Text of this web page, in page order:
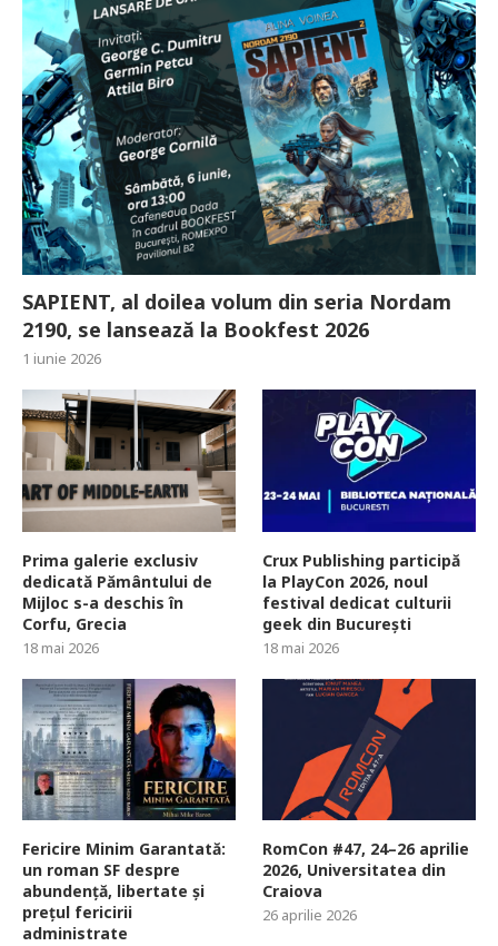
SAPIENT, al doilea volum din seria Nordam
2190, se lansează la Bookfest 2026
1 iunie 2026
Prima galerie exclusiv
dedicată Pământului de
Mijloc s-a deschis în
Corfu, Grecia
18 mai 2026
Crux Publishing participă
la PlayCon 2026, noul
festival dedicat culturii
geek din București
18 mai 2026
Fericire Minim Garantată:
un roman SF despre
abundență, libertate și
prețul fericirii
administrate
RomCon #47, 24–26 aprilie
2026, Universitatea din
Craiova
26 aprilie 2026